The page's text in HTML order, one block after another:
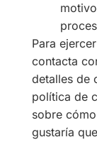
Para
contacta
detalles de
política de
sobre
gustaría